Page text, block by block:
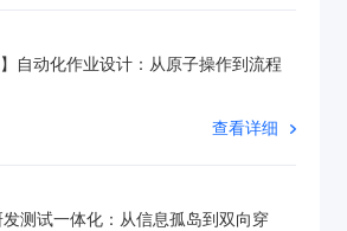
】自动化作业设计：从原子操作到流程
查看详细
发测试一体化：从信息孤岛到双向穿